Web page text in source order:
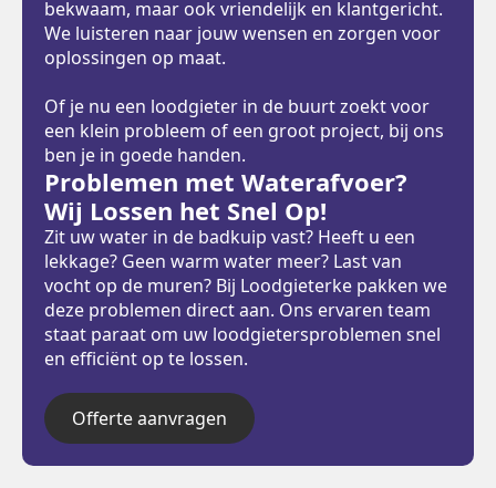
bekwaam, maar ook vriendelijk en klantgericht.
We luisteren naar jouw wensen en zorgen voor
oplossingen op maat.
Of je nu een loodgieter in de buurt zoekt voor
een klein probleem of een groot project, bij ons
ben je in goede handen.
Problemen met Waterafvoer?
Wij Lossen het Snel Op!
Zit uw water in de badkuip vast? Heeft u een
lekkage? Geen warm water meer? Last van
vocht op de muren? Bij Loodgieterke pakken we
deze problemen direct aan. Ons ervaren team
staat paraat om uw loodgietersproblemen snel
en efficiënt op te lossen.
Offerte aanvragen